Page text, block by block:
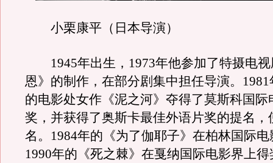
小栗康平（日本导演）
1945年出生，1973年他参加了特摄电视
恩》的制作，在部分剧集中担任导演。
的电影处女作《泥之河》夺得了莫斯科国际
奖，并获得了奥斯卡最佳外语片奖的提名，
名。1984年的《为了伽耶子》在柏林国际
1990年的《死之棘》在戛纳国际电影界上